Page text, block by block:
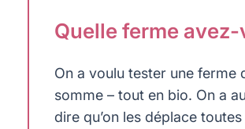
Quelle ferme
On a voulu tester une
somme – tout en bio. On a
dire qu’on les déplace